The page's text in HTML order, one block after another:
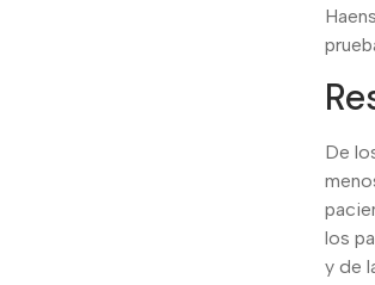
De
los
y de